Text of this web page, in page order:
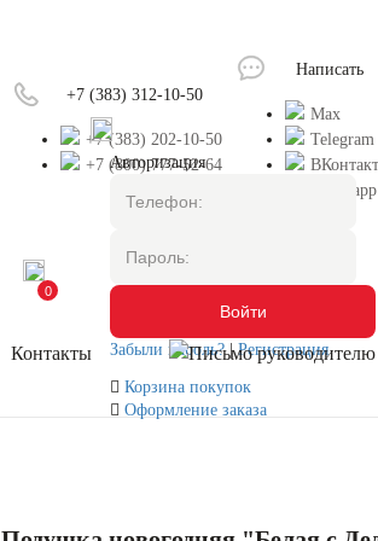
+7 (383) 312-10-50
+7 (383) 202-10-50
+7 (800) 777-52-64
Написать
Max
Telegram
Whatsapp
0
Авторизация
Забыли пароль?|Регистрация
Корзина покупок
Оформление заказа
Контакты